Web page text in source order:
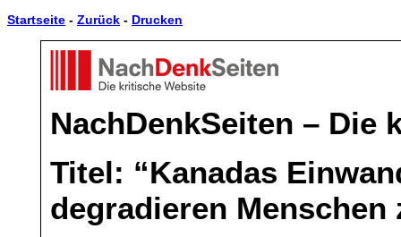
Startseite - Zurück - Drucken
NachDenkSeiten – Die
Titel: “Kanadas
degradieren